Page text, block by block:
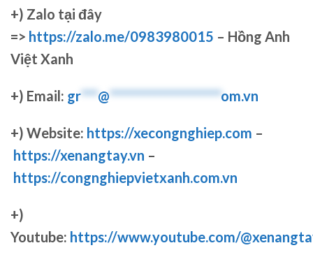
+) Zalo tại đây
=> https://zalo.me/0983980015 – Hồng Anh
Việt Xanh
+) Email: gr***@********************om.vn
+) Website: https://xecongnghiep.com –
https://xenangtay.vn –
https://congnghiepvietxanh.com.vn
+)
Youtube: https://www.youtube.com/